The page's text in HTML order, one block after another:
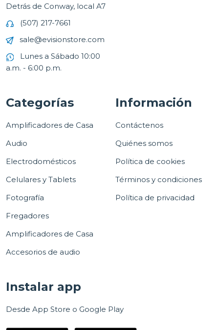
Detrás de Conway, local A7
(507) 217-7661
sale@evisionstore.com
Lunes a Sábado 10:00
a.m. - 6:00 p.m.
Categorías
Amplificadores de Casa
Audio
Electrodomésticos
Celulares y Tablets
Fotografía
Fregadores
Amplificadores de Casa
Accesorios de audio
Información
Contáctenos
Quiénes somos
Política de cookies
Términos y condiciones
Política de privacidad
Instalar app
Desde App Store o Google Play